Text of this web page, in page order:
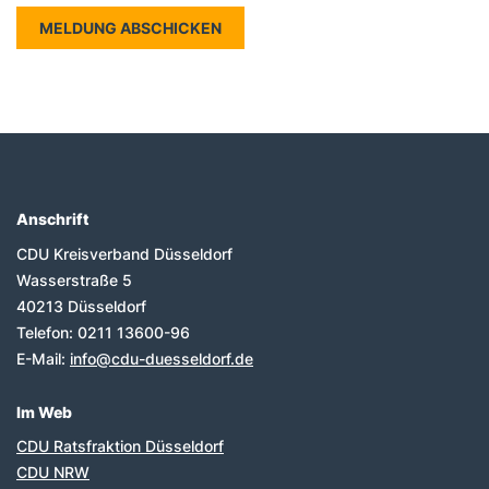
Fußbereich
Anschrift
CDU Kreisverband Düsseldorf
Wasserstraße 5
40213 Düsseldorf
Telefon: 0211 13600-96
E-Mail: info@cdu-duesseldorf.de
Im Web
CDU Ratsfraktion Düsseldorf
CDU NRW